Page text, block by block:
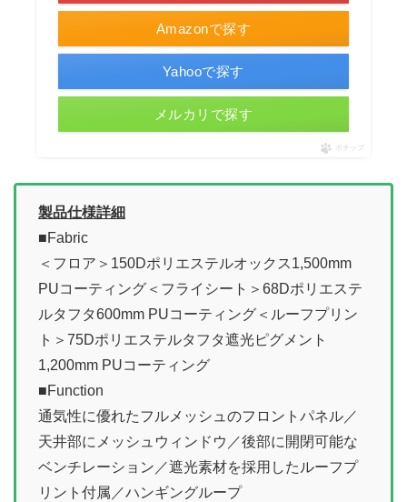
Amazonで探す
Yahooで探す
メルカリで探す
ポチップ
製品仕様詳細
■Fabric
＜フロア＞150Dポリエステルオックス1,500mm
PUコーティング＜フライシート＞68Dポリエステ
ルタフタ600mm PUコーティング＜ルーフプリン
ト＞75Dポリエステルタフタ遮光ピグメント
1,200mm PUコーティング
■Function
通気性に優れたフルメッシュのフロントパネル／
天井部にメッシュウィンドウ／後部に開閉可能な
ベンチレーション／遮光素材を採用したルーフプ
リント付属／ハンギングループ